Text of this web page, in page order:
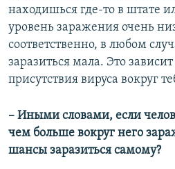
находишься где-то в штате
уровень заражения очень
соответственно, в любом
заразиться мала. Это
присутствия вируса вокруг
– Иными словами, если
чем больше вокруг него
шансы заразиться самому?